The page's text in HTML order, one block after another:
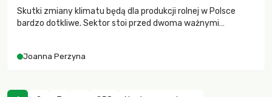
Skutki zmiany klimatu będą dla produkcji rolnej w Polsce
bardzo dotkliwe. Sektor stoi przed dwoma ważnymi
zachodzących zmian klimatycznych. Wymagać to będzie
Joanna Perzyna